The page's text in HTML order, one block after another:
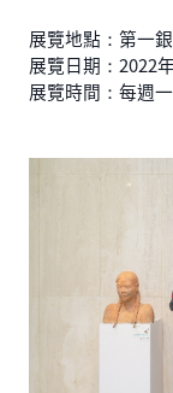
展覽地點：第一
展覽日期：2022
展覽時間：每週